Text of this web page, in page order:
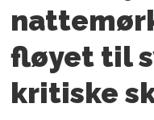
fløyet til
kritiske